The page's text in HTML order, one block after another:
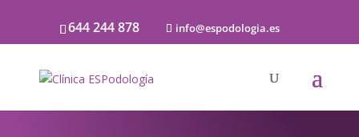
644 244 878 info@espodologia.es